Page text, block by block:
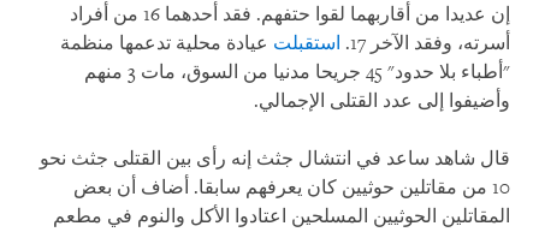
إن عديدا من أقاربهما لقوا حتفهم. فقد أحدهما 16 من أفراد
أسرته، وفقد الآخر 17.
استقبلت عيادة محلية تدعمها منظمة
"أطباء بلا حدود" 45 جريحا مدنيا من السوق، مات 3 منهم
وأضيفوا إلى عدد القتلى الإجمالي.
قال شاهد ساعد في انتشال جثث إنه رأى بين القتلى جثث نحو
10 من مقاتلين حوثيين كان يعرفهم سابقا. أضاف أن بعض
المقاتلين الحوثيين المسلحين اعتادوا الأكل والنوم في مطعم